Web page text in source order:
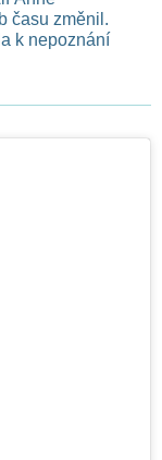
času změnil.
k nepoznání